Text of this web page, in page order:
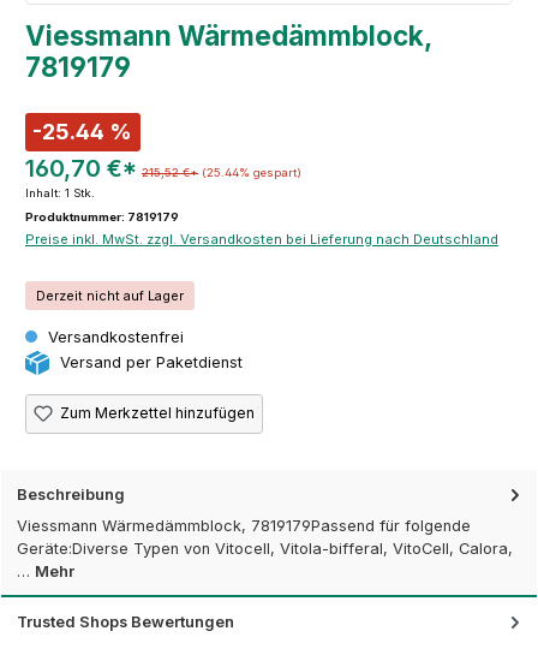
Viessmann Wärmedämmblock,
7819179
-25.44 %
160,70 €* 215,52 €* (25.44% gespart)
Inhalt: 1 Stk.
Produktnummer: 7819179
Preise inkl. MwSt. zzgl. Versandkosten bei Lieferung nach Deutschland
Derzeit nicht auf Lager
Versandkostenfrei
Versand per Paketdienst
Zum Merkzettel hinzufügen
Beschreibung
Viessmann Wärmedämmblock, 7819179Passend für folgende
Geräte:Diverse Typen von Vitocell, Vitola-bifferal, VitoCell, Calora,
… Mehr
Trusted Shops Bewertungen